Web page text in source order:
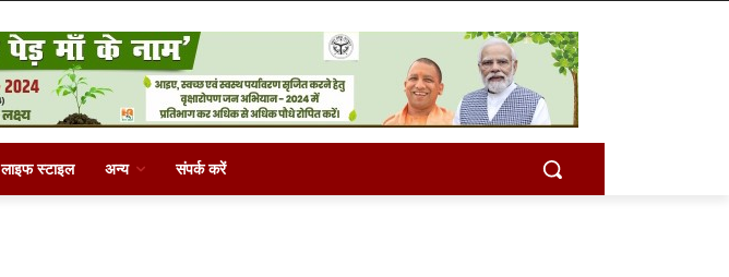
लाइफ स्टाइल अन्य संपर्क करें